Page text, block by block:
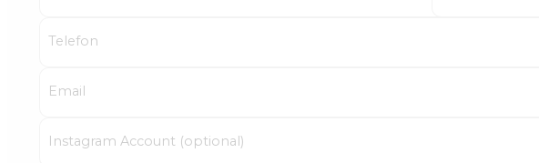
Telefon
Email
Instagram Account (optional)